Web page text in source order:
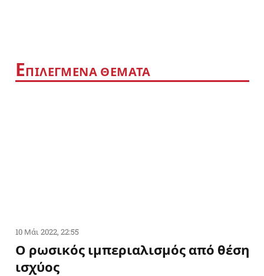
ΕΠΙΛΕΓΜΕΝΑ ΘΕΜΑΤΑ
10 Μάι 2022, 22:55
Ο ρωσικός ιμπεριαλισμός από θέση
ισχύος